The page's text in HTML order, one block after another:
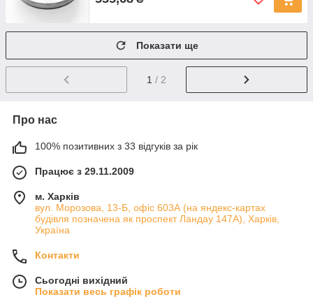
Показати ще
1 / 2
Про нас
100% позитивних з 33 відгуків за рік
Працює з 29.11.2009
м. Харків
вул. Морозова, 13-Б, офіс 603А (на яндекс-картах
будівля позначена як проспект Ландау 147А), Харків,
Україна
Контакти
Сьогодні вихідний
Показати весь графік роботи